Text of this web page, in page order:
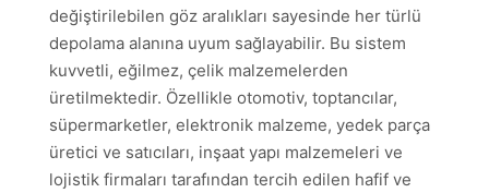
değiştirilebilen göz aralıkları sayesinde her türlü
depolama alanına uyum sağlayabilir. Bu sistem
kuvvetli, eğilmez, çelik malzemelerden
üretilmektedir. Özellikle otomotiv, toptancılar,
süpermarketler, elektronik malzeme, yedek parça
üretici ve satıcıları, inşaat yapı malzemeleri ve
lojistik firmaları tarafından tercih edilen hafif ve